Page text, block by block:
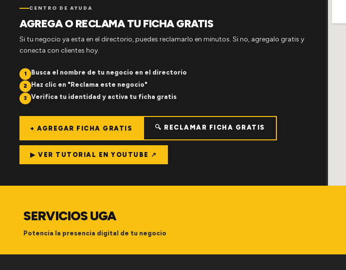
CENTRO DE AYUDA
AGREGA O RECLAMA TU FICHA GRATIS
Si tu negocio ya esta en el directorio, puedes reclamarlo en minutos. Si no, agregalo gratis y
conecta con clientes hoy.
1 Busca el nombre de tu negocio en el directorio
2 Haz clic en "Reclama este negocio"
3 Verifica tu identidad y activa tu ficha gratis
+ AGREGAR FICHA GRATIS 🔍 RECLAMAR FICHA GRATIS
▶ VER TUTORIAL EN YOUTUBE ↗
SERVICIOS UGA
Potencia la presencia digital de tu negocio